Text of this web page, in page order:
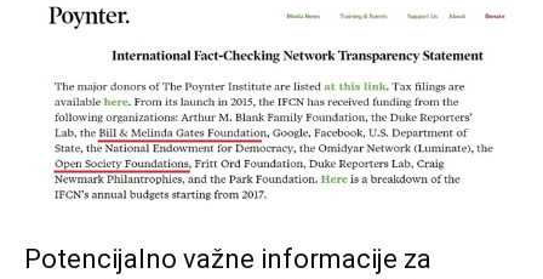
Potencijalno važne informacije za